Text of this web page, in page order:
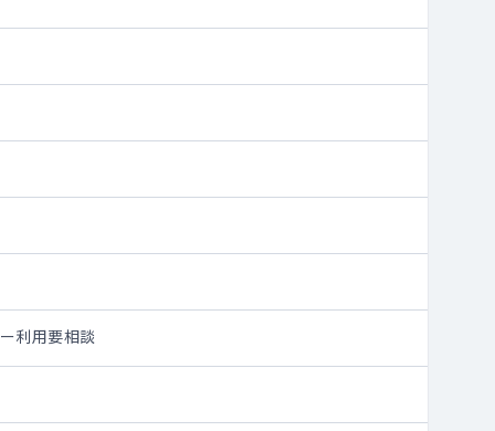
利用要相談